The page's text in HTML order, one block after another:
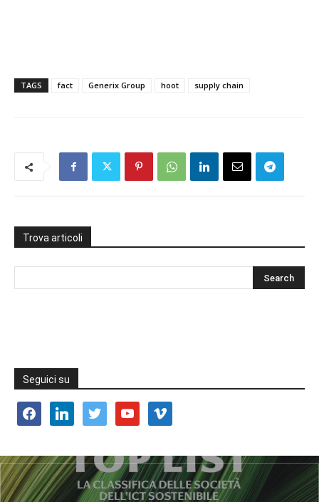
TAGS fact Generix Group hoot supply chain
Trova articoli
Seguici su
facebooklinkedin twitter youtube vimeo